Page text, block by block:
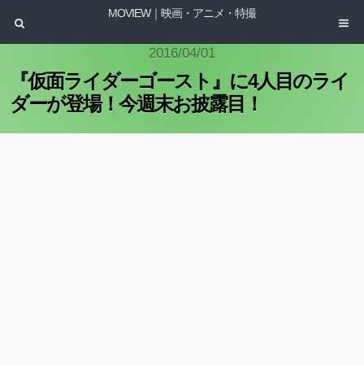
MOVIEW｜映画・アニメ・特撮
2016/04/01
『仮面ライダーゴースト』に4人目のライ
ダーが登場！今週末お披露目！